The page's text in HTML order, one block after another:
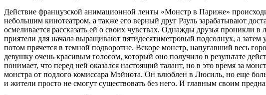
Действие французской анимационной ленты «Монстр в Париже»
небольшим кинотеатром, а также его верный друг Рауль зарабатывают
осмеливается рассказать ей о своих чувствах. Однажды друзья
приятели для начала выращивают пятидесятиметровый подсолнух, а
потом прячется в темной подворотне. Вскоре монстр, напугавший весь
девушку очень красивым голосом, который оно получило в результате
понимает, что перед ней оказался настоящий талант, но в это время за
монстра от подлого комиссара Мэйнота. Он влюблен в Люсиль, но еще
и жители просто не смогут существовать без него. И главным своим